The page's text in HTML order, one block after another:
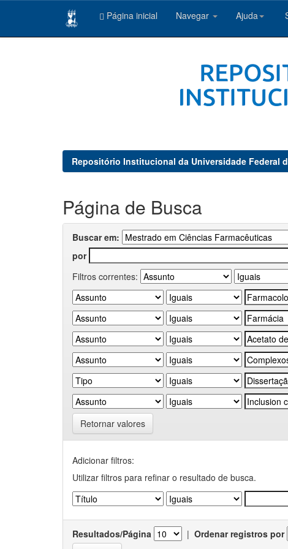
Página inicial Navegar Ajuda
Repositório Institucional da Universidade Federal
Página de Busca
Buscar em:
por
Filtros correntes:
Retornar valores
Adicionar filtros:
Utilizar filtros para refinar o resultado de busca.
Resultados/Página | Ordenar registros por